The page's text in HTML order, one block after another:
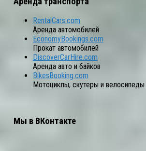
RentalCars.com
Аренда автомобилей
EconomyBookings.com
Прокат автомобилей
DiscoverCarHire.com
Аренда авто и байков
BikesBooking.com
Мотоциклы, скутеры и велосипеды
Мы в ВКонтакте